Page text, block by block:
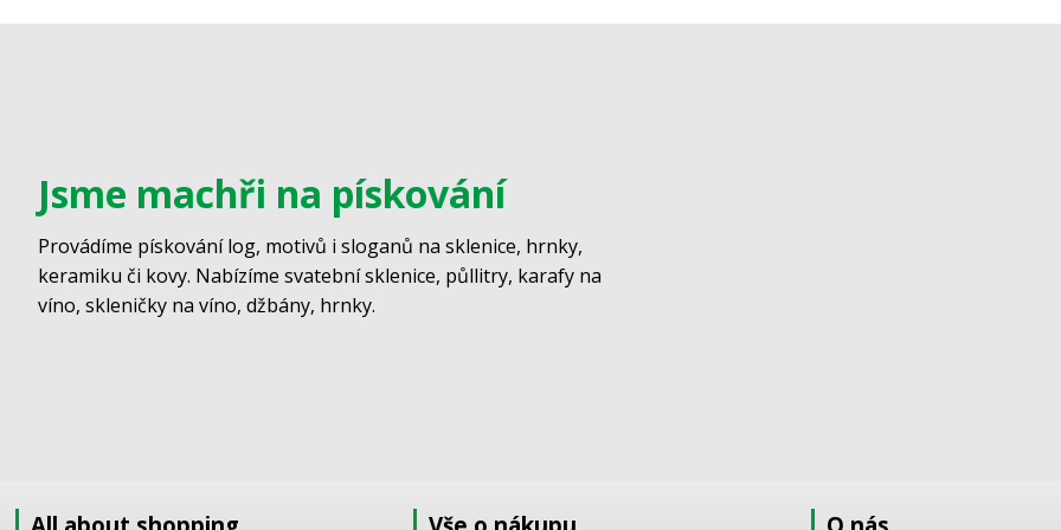
Jsme machři na pískování
Provádíme pískování log, motivů i sloganů na sklenice, hrnky,
keramiku či kovy. Nabízíme svatební sklenice, půllitry, karafy na
víno, skleničky na víno, džbány, hrnky.